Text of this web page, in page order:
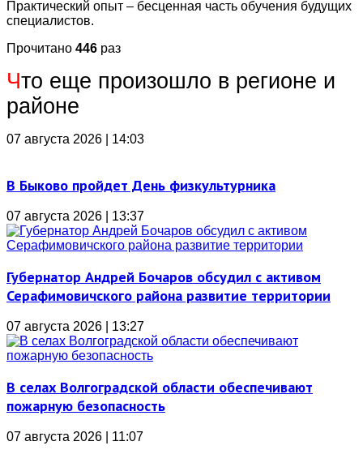
Практический опыт – бесценная часть обучения будущих
специалистов.
Прочитано 446 раз
Что еще произошло в регионе и
районе
07 августа 2026 | 14:03
В Быково пройдет День физкультурника
07 августа 2026 | 13:37
Губернатор Андрей Бочаров обсудил с активом
Серафимовичского района развитие территории
07 августа 2026 | 13:27
В селах Волгоградской области обеспечивают
пожарную безопасность
07 августа 2026 | 11:07